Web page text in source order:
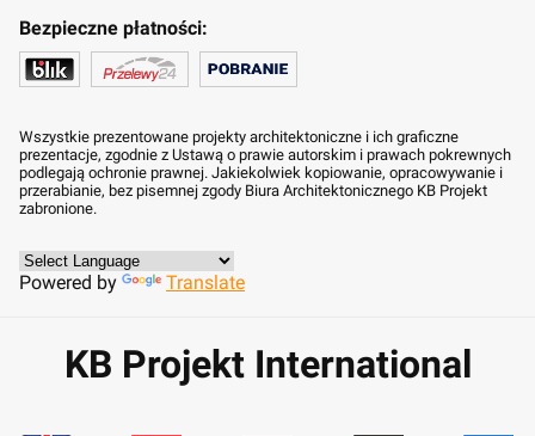
Bezpieczne płatności:
Wszystkie prezentowane projekty architektoniczne i ich graficzne
prezentacje, zgodnie z Ustawą o prawie autorskim i prawach pokrewnych
podlegają ochronie prawnej. Jakiekolwiek kopiowanie, opracowywanie i
przerabianie, bez pisemnej zgody Biura Architektonicznego KB Projekt
zabronione.
Powered by Translate
KB Projekt International